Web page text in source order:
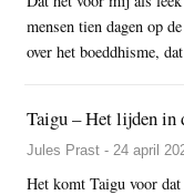
mensen tien dagen op
over het boeddhisme,
Taigu – Het lijden in
Jules Prast - 24 april
Het komt Taigu voor dat